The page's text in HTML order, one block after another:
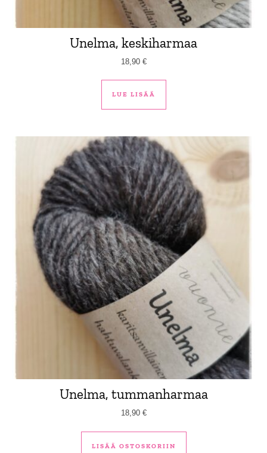
Unelma, keskiharmaa
18,90 €
LUE LISÄÄ
Unelma, tummanharmaa
18,90 €
LISÄÄ OSTOSKORIIN